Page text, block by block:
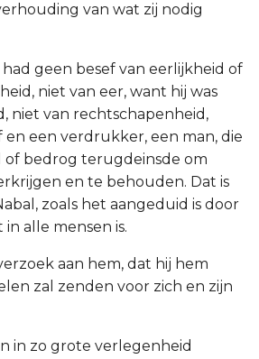
van wat zij nodig
had geen besef van eerlijkheid of
niet van eer, want hij was
niet van rechtschapenheid,
en een verdrukker, een man, die
of bedrog terugdeinsde om
en te behouden. Dat is
zoals het aangeduid is door
alle mensen is.
aan hem, dat hij hem
zal zenden voor zich en zijn
in zo grote verlegenheid